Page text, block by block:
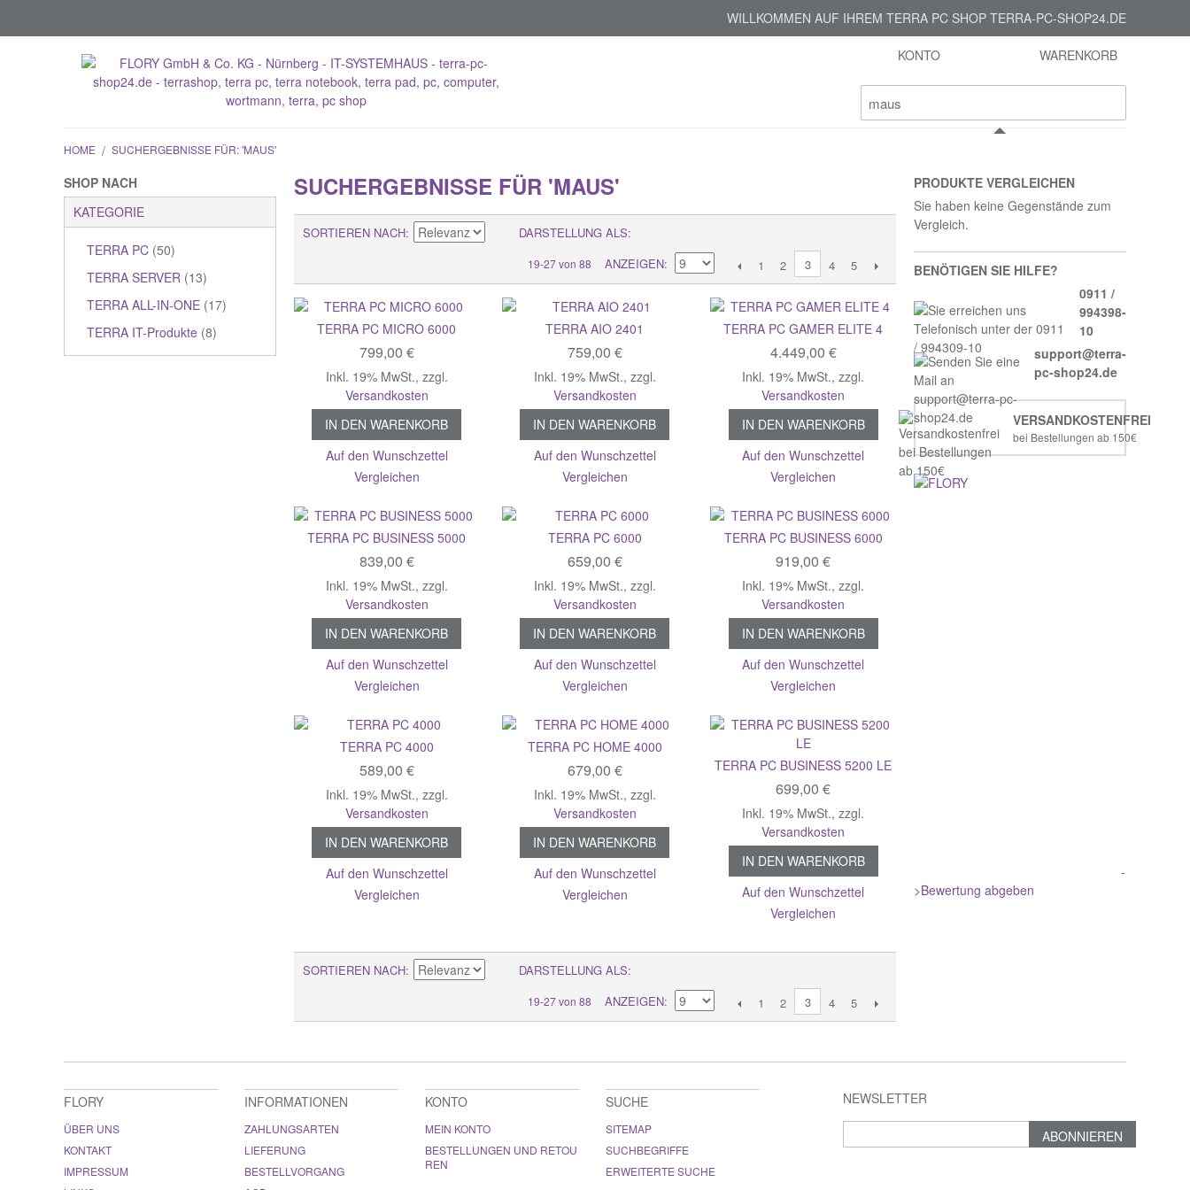
WILLKOMMEN AUF IHREM TERRA PC SHOP TERRA-PC-SHOP24.DE
KONTO WARENKORB
HOME / SUCHERGEBNISSE FÜR: 'MAUS'
SHOP NACH
KATEGORIE
TERRA PC (50)
TERRA SERVER (13)
TERRA ALL-IN-ONE (17)
TERRA IT-Produkte (8)
SUCHERGEBNISSE FÜR 'MAUS'
DARSTELLUNG ALS
SORTIEREN NACH
19-27 von 88 ANZEIGEN 1 2 3 4 5
TERRA PC MICRO 6000
799,00 €
Inkl. 19% MwSt., zzgl.
Versandkosten
IN DEN WARENKORB
Auf den Wunschzettel
Vergleichen
TERRA AIO 2401
759,00 €
Inkl. 19% MwSt., zzgl.
Versandkosten
IN DEN WARENKORB
Auf den Wunschzettel
Vergleichen
TERRA PC GAMER ELITE 4
4.449,00 €
Inkl. 19% MwSt.,zzgl.
Versandkosten
IN DEN WARENKORB
Auf den Wunschzettel
Vergleichen
TERRA PC BUSINESS 5000
839,00 €
Inkl. 19% MwSt., zzgl.
Versandkosten
IN DEN WARENKORB
Auf den Wunschzettel
Vergleichen
TERRA PC 6000
659,00 €
Inkl. 19% MwSt., zzgl.
Versandkosten
IN DEN WARENKORB
Auf den Wunschzettel
Vergleichen
TERRA PC BUSINESS 6000
919,00 €
Inkl. 19% MwSt.,zzgl.
Versandkosten
IN DEN WARENKORB
Auf den Wunschzettel
Vergleichen
TERRA PC 4000
589,00 €
Inkl. 19% MwSt., zzgl.
Versandkosten
IN DEN WARENKORB
Auf den Wunschzettel
Vergleichen
TERRA PC HOME 4000
679,00 €
Inkl. 19% MwSt., zzgl.
Versandkosten
IN DEN WARENKORB
Auf den Wunschzettel
Vergleichen
TERRA PC BUSINESS 5200 LE
699,00 €
Inkl. 19% MwSt.,zzgl.
Versandkosten
IN DEN WARENKORB
Auf den Wunschzettel
Vergleichen
DARSTELLUNG ALS
SORTIEREN NACH
19-27 von 88 ANZEIGEN 1 2 3 4 5
PRODUKTE VERGLEICHEN
Sie haben keine Gegenstände zum
Vergleich.
BENÖTIGEN SIE HILFE?
0911 /
994398-
10
support@terra-
pc-shop24.de
VERSANDKOSTENFREI
bei Bestellungen ab 150€
-
>Bewertung abgeben
NEWSLETTER
ABONNIEREN
FLORY
ÜBER UNS
KONTAKT
IMPRESSUM
INFORMATIONEN
ZAHLUNGSARTEN
LIEFERUNG
BESTELLVORGANG
KONTO
MEIN KONTO
BESTELLUNGEN UND RETOU
REN
SUCHE
SITEMAP
SUCHBEGRIFFE
ERWEITERTE SUCHE